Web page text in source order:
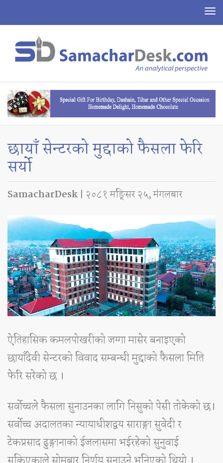
छायाँ सेन्टरको मुद्दाको फैसला फेरि
सर्यो
SamacharDesk | २०८१ मङ्सिर २५, मंगलबार
ऐतिहासिक कमलपोखरीको जग्गा मासेर बनाइएको
छायाँदेवी सेन्टरको विवाद सम्बन्धी मुद्दाको फैसला मिति
फेरि सरेको छ ।
सर्वाेच्चले फैसला सुनाउनका लागि निसुको पेसी तोकेको छ।
सर्वोच्च अदालतका न्यायाधीशद्वय साराङ्गा सुवेदी र
टेकप्रसाद ढुङ्गानाको ईजलासमा भईरहेको सुनुवाई